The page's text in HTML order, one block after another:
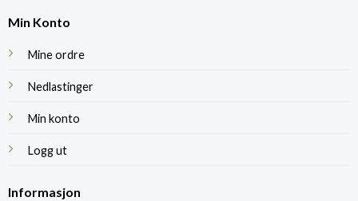
Min Konto
Mine ordre
Nedlastinger
Min konto
Logg ut
Informasjon